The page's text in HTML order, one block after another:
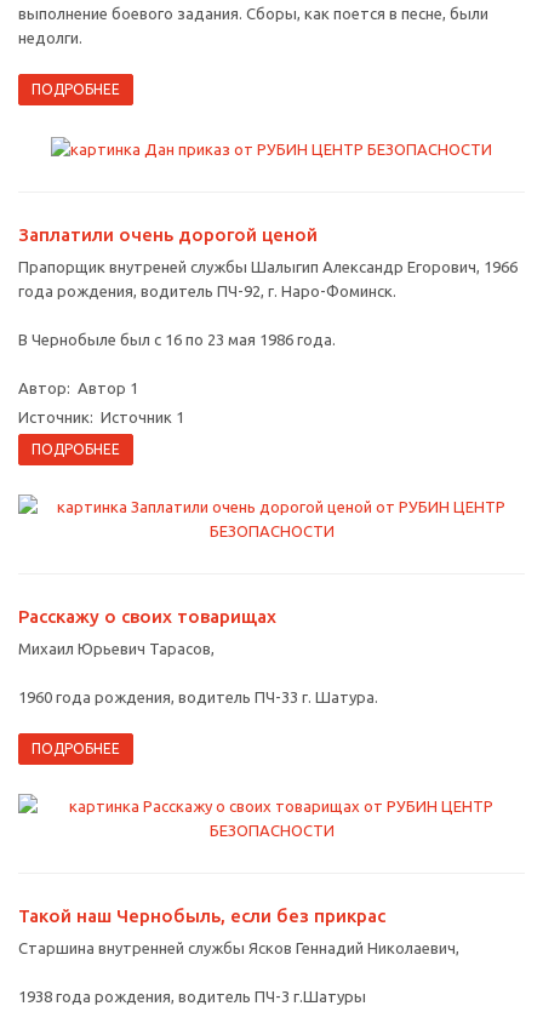
выполнение боевого задания. Сборы, как поется в песне, были
недолги.
ПОДРОБНЕЕ
Заплатили очень дорогой ценой
Прапорщик внутреней службы Шалыгип Александр Егорович, 1966
года рождения, водитель ПЧ-92, г. Наро-Фоминск.
В Чернобыле был с 16 по 23 мая 1986 года.
Автор: Автор 1
Источник: Источник 1
ПОДРОБНЕЕ
Расскажу о своих товарищах
Михаил Юрьевич Тарасов,
1960 года рождения, водитель ПЧ-33 г. Шатура.
ПОДРОБНЕЕ
Такой наш Чернобыль, если без прикрас
Старшина внутренней службы Ясков Геннадий Николаевич,
1938 года рождения, водитель ПЧ-3 г.Шатуры